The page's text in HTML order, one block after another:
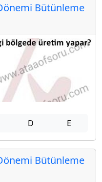
Bütünleme
D E
Bütünleme